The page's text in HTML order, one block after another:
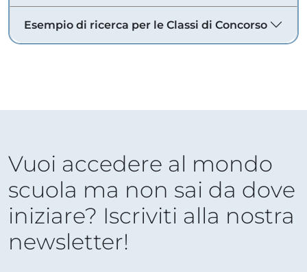
Esempio di ricerca per le Classi di Concorso
Vuoi accedere al mondo
scuola ma non sai da dove
iniziare? Iscriviti alla nostra
newsletter!